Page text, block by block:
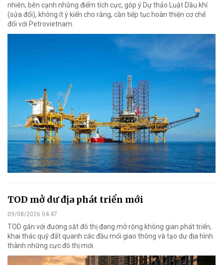
nhiên, bên cạnh những điểm tích cực, góp ý Dự thảo Luật Dầu khí
(sửa đổi), không ít ý kiến cho rằng, cần tiếp tục hoàn thiện cơ chế
đối với Petrovietnam.
TOD mở dư địa phát triển mới
09/08/2026 04:47
TOD gắn với đường sắt đô thị đang mở rộng không gian phát triển,
khai thác quỹ đất quanh các đầu mối giao thông và tạo dư địa hình
thành những cực đô thị mới.